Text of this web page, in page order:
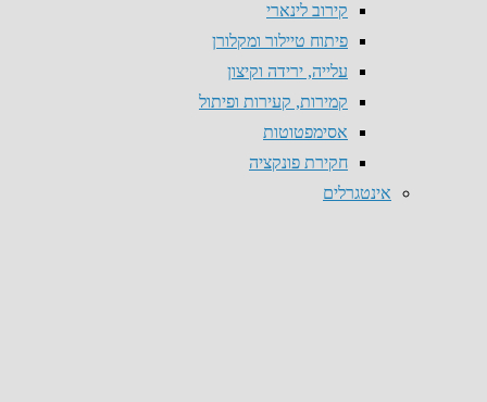
קירוב לינארי
פיתוח טיילור ומקלורן
עלייה, ירידה וקיצון
קמירות, קעירות ופיתול
אסימפטוטות
חקירת פונקציה
אינטגרלים